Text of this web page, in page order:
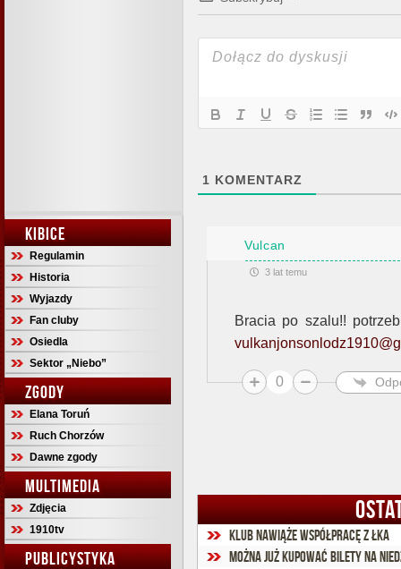
KIBICE
Regulamin
Historia
Wyjazdy
Fan cluby
Osiedla
Sektor „Niebo”
ZGODY
Elana Toruń
Ruch Chorzów
Dawne zgody
MULTIMEDIA
Zdjęcia
1910tv
PUBLICYSTYKA
1 KOMENTARZ
Vulcan
3 lat temu
Bracia po szalu!!
0
Klub nawiąże współpracę z ŁKA
Można już kupować bilety na